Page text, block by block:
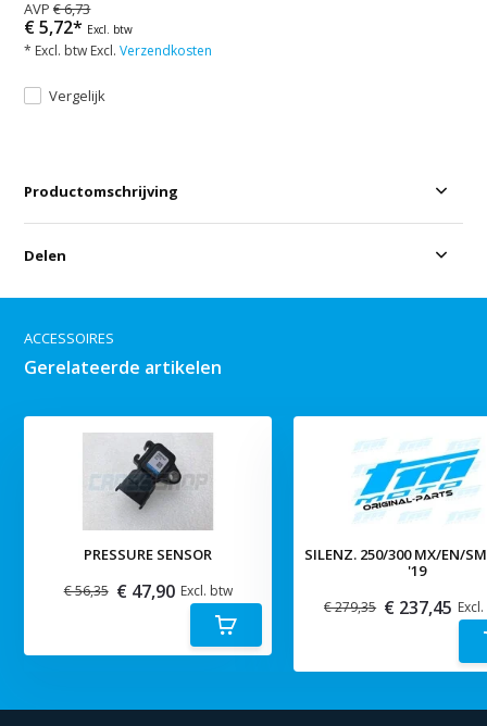
AVP€ 6,73
€ 5,72* Excl. btw
* Excl. btw Excl.Verzendkosten
Vergelijk
Productomschrijving
Delen
ACCESSOIRES
Gerelateerde artikelen
PRESSURE SENSOR
€ 56,35 € 47,90 Excl. btw
SILENZ. 250/300 MX/EN/
'19
€ 279,35 € 237,45